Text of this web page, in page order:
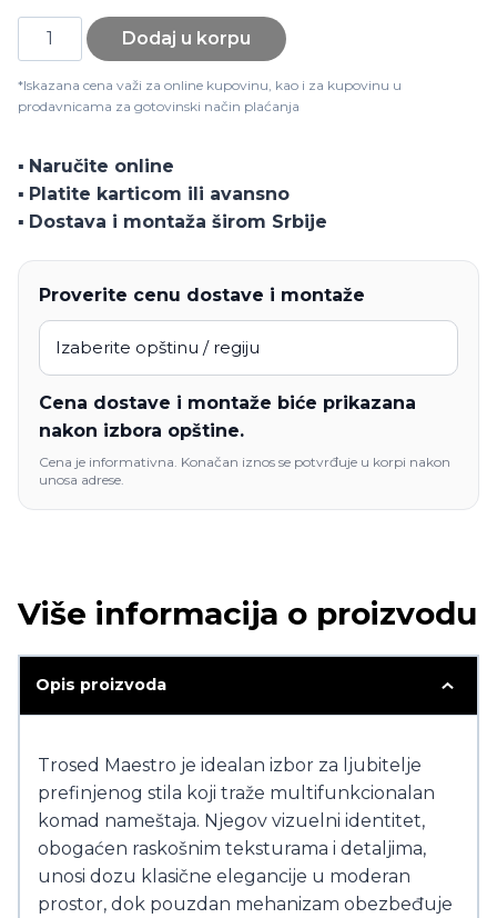
Trosed
Maestro
količina
Dodaj u korpu
*Iskazana cena važi za online kupovinu, kao i za kupovinu u
prodavnicama za gotovinski način plaćanja
▪️ Naručite online
▪️ Platite karticom ili avansno
▪️ Dostava i montaža širom Srbije
Proverite cenu dostave i montaže
Cena dostave i montaže biće prikazana
nakon izbora opštine.
Cena je informativna. Konačan iznos se potvrđuje u korpi nakon
unosa adrese.
Više informacija o proizvodu
Opis proizvoda
Trosed Maestro je idealan izbor za ljubitelje
prefinjenog stila koji traže multifunkcionalan
komad nameštaja. Njegov vizuelni identitet,
obogaćen raskošnim teksturama i detaljima,
unosi dozu klasične elegancije u moderan
prostor, dok pouzdan mehanizam obezbeđuje